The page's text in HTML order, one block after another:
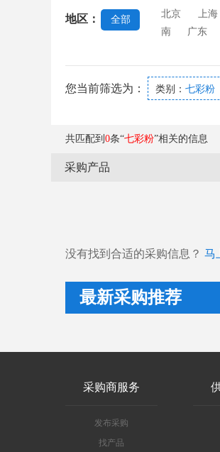
璃
玻璃功
地区： 全部
北京 上海
南
广东
您当前筛选为： 类别： 七彩粉
共匹配到 0条“七彩粉”相关的信息
采购产品
没有找到合适的采购信息？ 马
最新采购推荐
采购商服务
发布采购
找产品